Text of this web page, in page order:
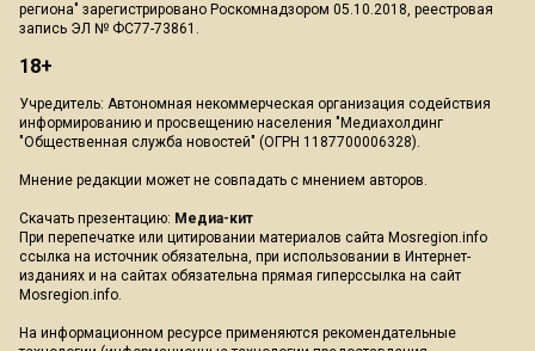
региона" зарегистрировано Роскомнадзором 05.10.2018, реестровая
запись ЭЛ № ФС77-73861.
18+
Учредитель: Автономная некоммерческая организация содействия
информированию и просвещению населения "Медиахолдинг
"Общественная служба новостей" (ОГРН 1187700006328).
Мнение редакции может не совпадать с мнением авторов.
Скачать презентацию: Медиа-кит
При перепечатке или цитировании материалов сайта Mosregion.info
ссылка на источник обязательна, при использовании в Интернет-
изданиях и на сайтах обязательна прямая гиперссылка на сайт
Mosregion.info.
На информационном ресурсе применяются рекомендательные